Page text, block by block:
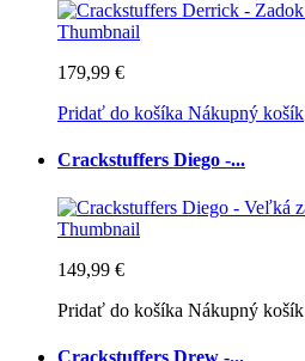
179,99 €
Pridať do košíka Nákupný košík
Crackstuffers Diego -...
149,99 €
Pridať do košíka Nákupný košík
Crackstuffers Drew -...